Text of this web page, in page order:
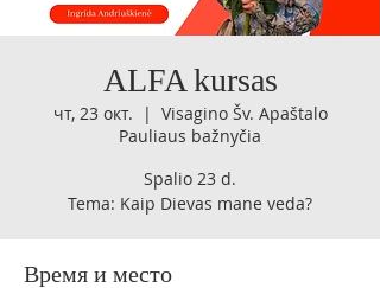
ALFA kursas
чт, 23 окт.
  |
Visagino Šv. Apaštalo
Pauliaus bažnyčia
Spalio 23 d.
Tema: Kaip Dievas mane veda?
Время и место